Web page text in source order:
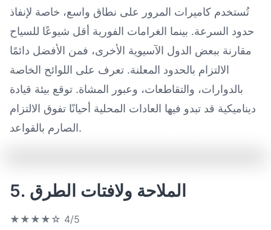
تُستخدم كاميرات المرور على نطاق واسع، خاصة لإنفاذ
حدود السرعة. بينما الغرامات الفورية أقل شيوعًا للسياح
مقارنة ببعض الدول الآسيوية الأخرى، فمن الأفضل دائمًا
الالتزام بالحدود المعلنة. تعرف على اللوائح الخاصة
بالدوارات، والتقاطعات، وعبور المشاة. توقع بيئة قيادة
ديناميكية قد تبدو فيها العادات المحلية أحيانًا تفوق الالتزام
الصارم بالقواعد.
5. الملاحة ولافتات الطرق
★★★★☆ 4/5